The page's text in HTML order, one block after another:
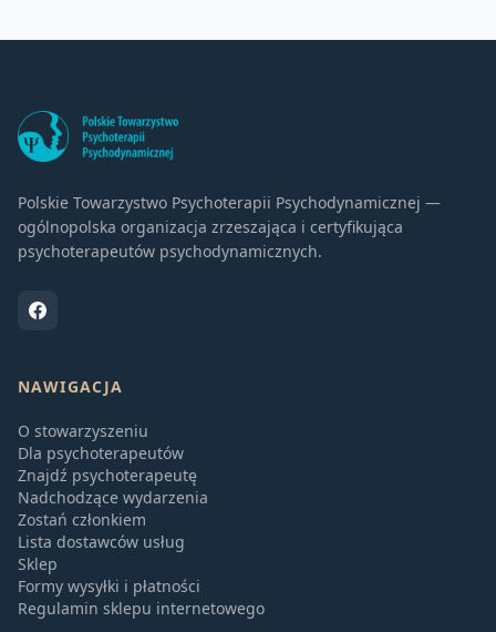
Polskie Towarzystwo Psychoterapii Psychodynamicznej —
ogólnopolska organizacja zrzeszająca i certyfikująca
psychoterapeutów psychodynamicznych.
NAWIGACJA
O stowarzyszeniu
Dla psychoterapeutów
Znajdź psychoterapeutę
Nadchodzące wydarzenia
Zostań członkiem
Lista dostawców usług
Sklep
Formy wysyłki i płatności
Regulamin sklepu internetowego